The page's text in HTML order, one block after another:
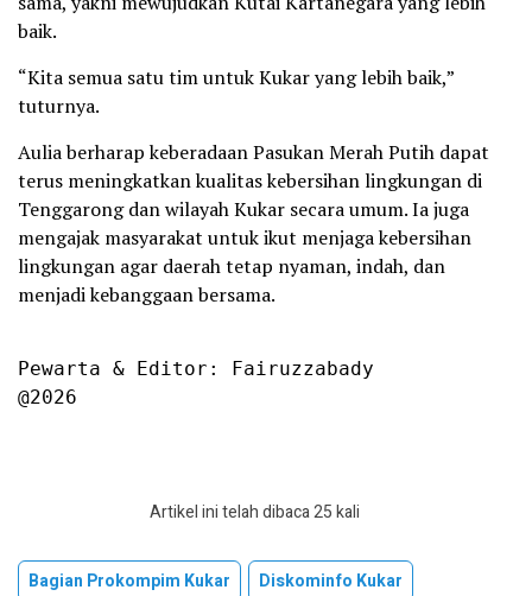
baik.
“Kita semua satu tim untuk Kukar yang lebih baik,”
tuturnya.
Aulia berharap keberadaan Pasukan Merah Putih dapat
terus meningkatkan kualitas kebersihan lingkungan di
Tenggarong dan wilayah Kukar secara umum. Ia juga
mengajak masyarakat untuk ikut menjaga kebersihan
lingkungan agar daerah tetap nyaman, indah, dan
menjadi kebanggaan bersama.
Pewarta & Editor: Fairuzzabady
@2026
Artikel ini telah dibaca 25 kali
Bagian Prokompim Kukar
Diskominfo Kukar